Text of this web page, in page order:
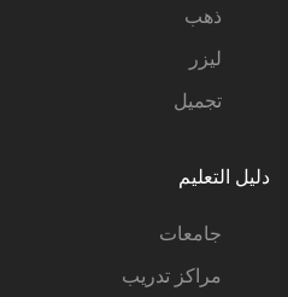
ذهب
ليزر
تجميل
دليل التعليم
جامعات
مراكز تدريب